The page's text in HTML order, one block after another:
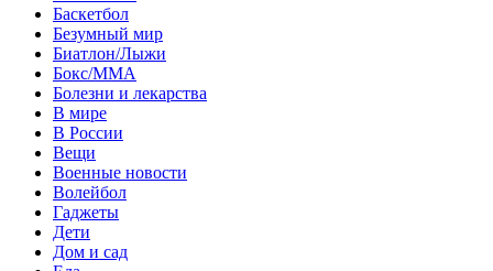
Баскетбол
Безумный мир
Биатлон/Лыжи
Бокс/MMA
Болезни и лекарства
В мире
В России
Вещи
Военные новости
Волейбол
Гаджеты
Дети
Дом и сад